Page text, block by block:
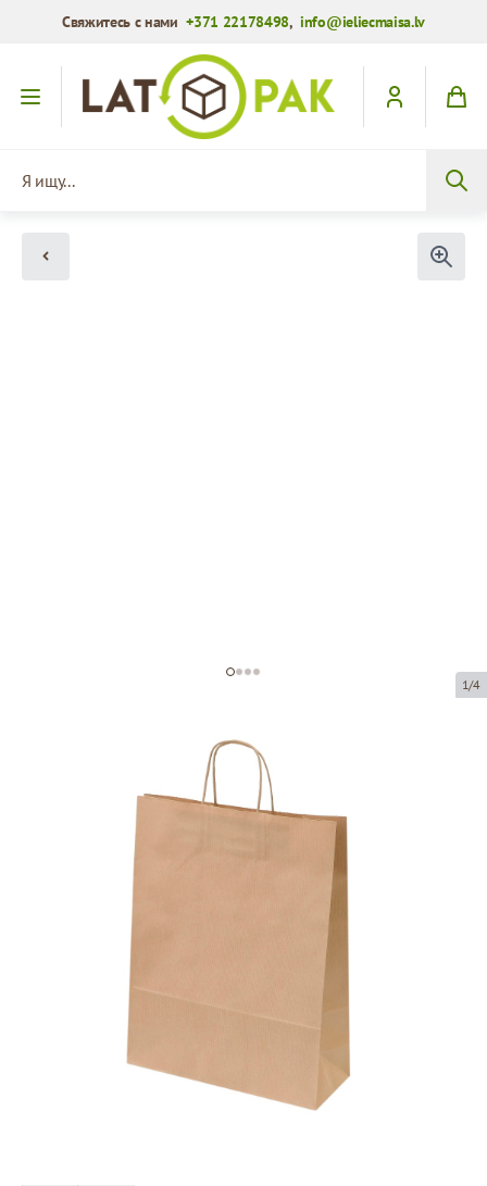
Свяжитесь с нами+371 22178498,info@ieliecmaisa.lv
Перейти к содержимому
1/4
Коричневые бумажные пакеты с
плетёными ручками
P93935
26 x 12 x 35 cm
крафт-бумага
90 g/m2
Tовар можно получить в пункте выдачи.
Цена за 1 штуку
0,30 €